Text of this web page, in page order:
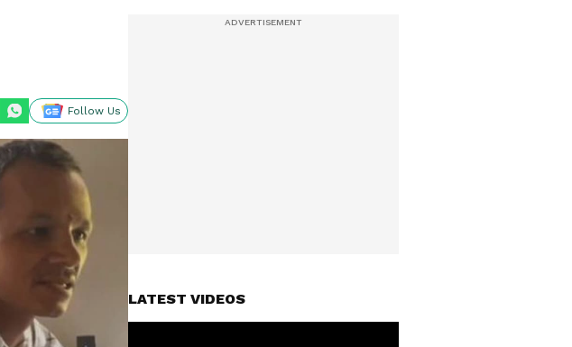
Follow Us
LATEST VIDEOS